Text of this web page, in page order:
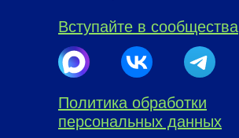
Вступайте в сообщества
Политика обработки
персональных данных